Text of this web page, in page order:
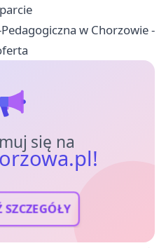
w Chorzowie -
się na
SZCZEGÓŁY